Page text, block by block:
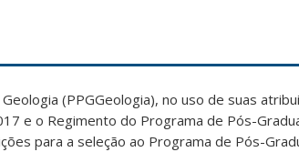
(PPGGeologia), no uso de suas
e o Regimento do Programa de Pós-
para a seleção ao Programa de Pós-